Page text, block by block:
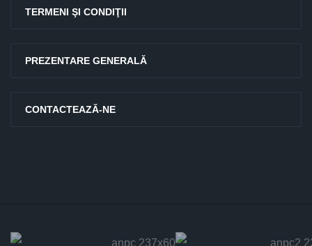
TERMENI ŞI CONDIŢII
PREZENTARE GENERALĂ
CONTACTEAZĂ-NE